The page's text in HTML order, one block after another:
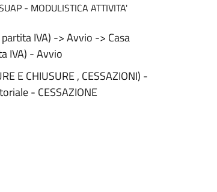
- MODULISTICA ATTIVITA'
IVA) -> Avvio -> Casa
IVA) - Avvio
E CHIUSURE , CESSAZIONI) -
- CESSAZIONE